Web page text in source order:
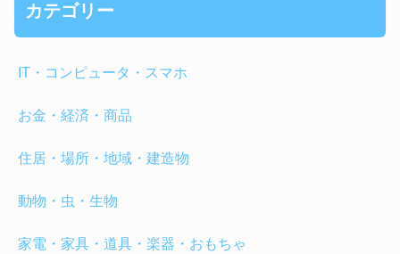
カテゴリー
IT・コンピュータ・スマホ
お金・経済・商品
住居・場所・地域・建造物
動物・虫・生物
家電・家具・道具・楽器・おもちゃ